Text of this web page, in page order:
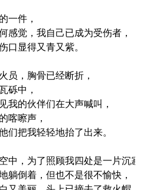
一件，
感觉，我自己已成为受伤者，
口显得又青又紫。
员，胸骨已经断折，
砾中，
我的伙伴们在大声喊叫，
喀嚓声，
们把我轻轻地抬了出来。
中，为了照顾我四处是一片沉寂
躺倒着，但也不是很不愉快，